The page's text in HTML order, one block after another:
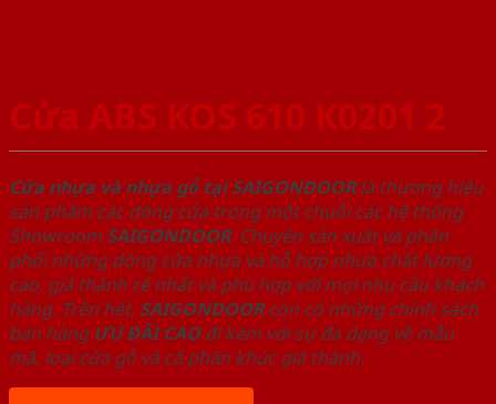
Cửa ABS KOS 610 K0201 2
Cửa nhựa và nhựa gỗ tại SAIGONDOORlà thương hiệu
sản phẩm các dòng cửa trong một chuỗi các hệ thống
Showroom SAIGONDOOR. Chuyên sản xuất và phân
phối những dòng cửa nhựa và hỗ hợp nhựa chất lượng
cao, giá thành rẻ nhất và phù hợp với mọi nhu cầu khách
hàng. Trên hết, SAIGONDOORcòn có những chính sách
bán hàng ƯU ĐÃI CAOđi kèm với sự đa dạng về mẫu
mã, loại cửa gỗ và cả phân khúc giá thành.